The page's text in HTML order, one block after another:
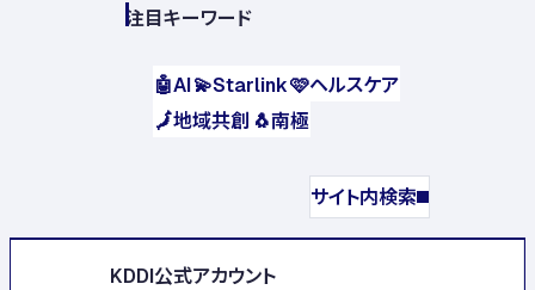
注目キーワード
🤖AI💫Starlink🩷ヘルスケア
🗾地域共創 🐧南極
サイト内検索
KDDI公式アカウント